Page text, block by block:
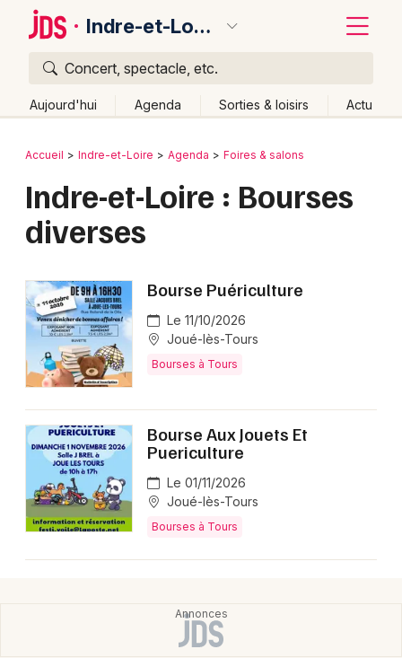
Indre-et-Loire
Concert, spectacle, etc.
Aujourd'hui Agenda Sorties & loisirs Actu
Publier un événement
Activité & Expérience
Manifestations
Spectacles
Concerts
Sports
Bordeaux
Colmar
Lyon
Marseille
Mulhouse
Montpellier
Nantes
Nice
Paris
Strasbourg
Retour
Accueil Indre-et-Loire Agenda Foires & salons
Indre-et-Loire : Bourses
diverses
Bourse Puériculture
Le 11/10/2026
Joué-lès-Tours
Bourses à Tours
Bourse Aux Jouets Et
Puericulture
Le 01/11/2026
Joué-lès-Tours
Bourses à Tours
Quoi ?
Où ?
Changer de lieu
Quand ?